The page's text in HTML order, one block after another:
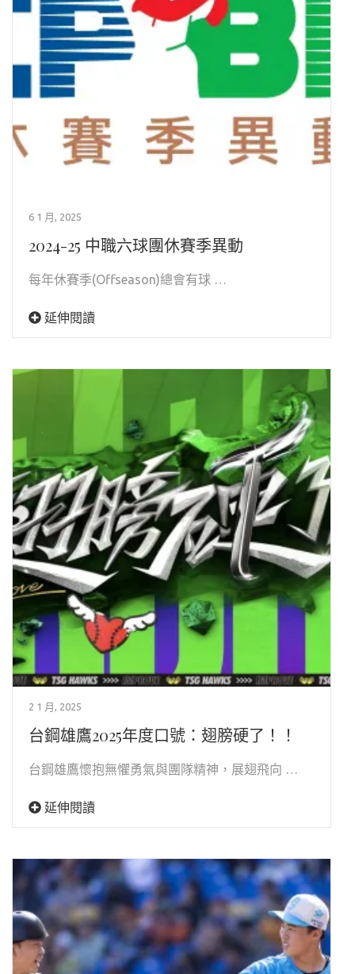
6 1 月, 2025
2024-25 中職六球團休賽季異動
每年休賽季(Offseason)總會有球 …
延伸閱讀
2 1 月, 2025
台鋼雄鷹2025年度口號：翅膀硬了！！
台鋼雄鷹懷抱無懼勇氣與團隊精神，展翅飛向 …
延伸閱讀